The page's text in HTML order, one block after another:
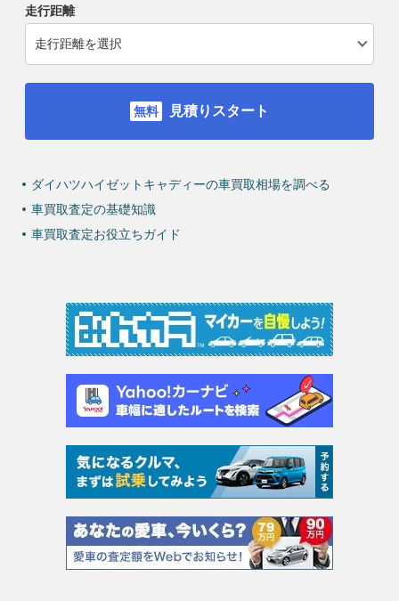
走行距離
見積りスタート
ダイハツハイゼットキャディーの車買取相場を調べる
車買取査定の基礎知識
車買取査定お役立ちガイド